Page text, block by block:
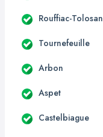
Rouffiac-Tolosan
Tournefeuille
Arbon
Aspet
Castelbiague